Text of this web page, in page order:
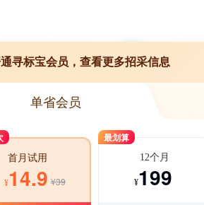
寻标宝会员，查看更多招采信息
单省会员
首月试用
¥14.9 ¥39
最划算
12个月
¥199